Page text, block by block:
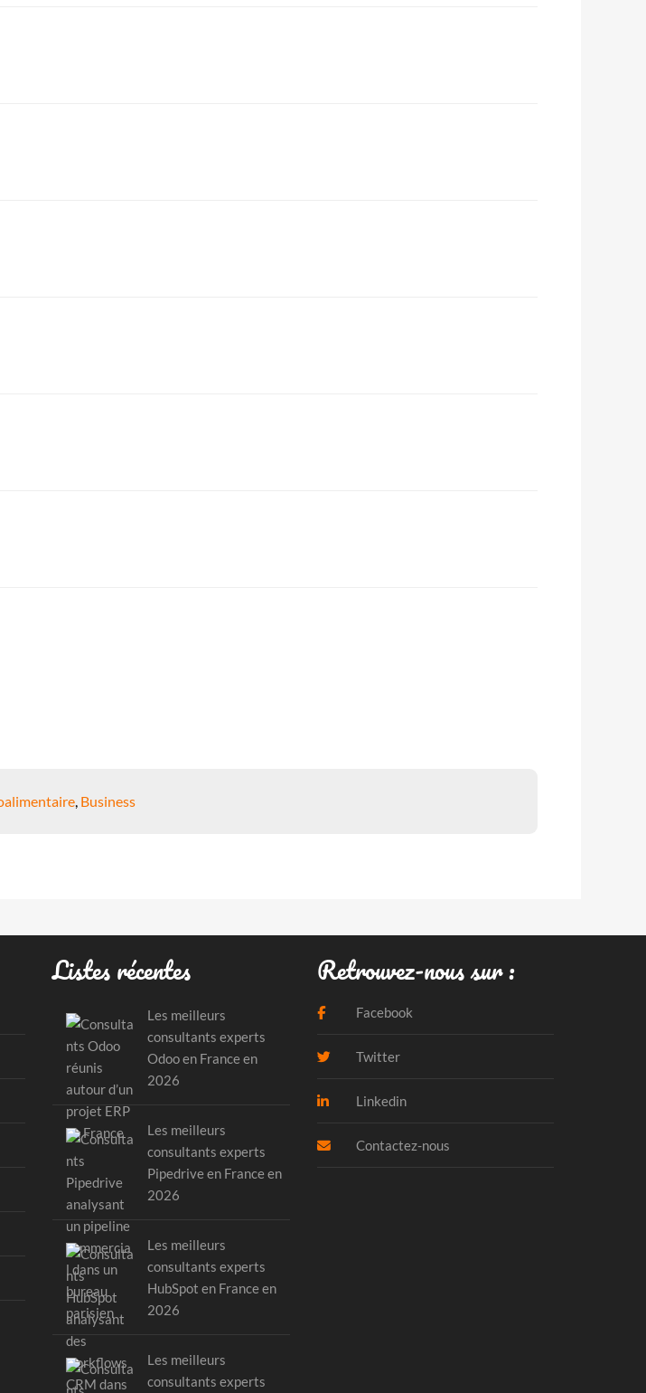
, Business
Listes récentes
Les meilleurs
consultants experts
Odoo en France en
2026
Les meilleurs
consultants experts
Pipedrive en France en
2026
Les meilleurs
consultants experts
HubSpot en France en
2026
Les meilleurs
consultants experts
Retrouvez-nous sur :
Facebook
Twitter
Linkedin
Contactez-nous